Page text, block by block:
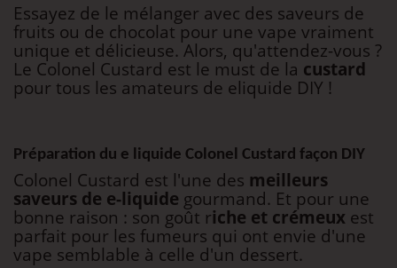
Essayez de le mélanger avec des saveurs de
fruits ou de chocolat pour une vape vraiment
unique et délicieuse. Alors, qu'attendez-vous ?
Le Colonel Custard est le must de la custard
pour tous les amateurs de eliquide DIY !
Préparation du e liquide Colonel Custard façon DIY
Colonel Custard est l'une des meilleurs
saveurs de e-liquide gourmand. Et pour une
bonne raison : son goût riche et crémeux est
parfait pour les fumeurs qui ont envie d'une
vape semblable à celle d'un dessert.